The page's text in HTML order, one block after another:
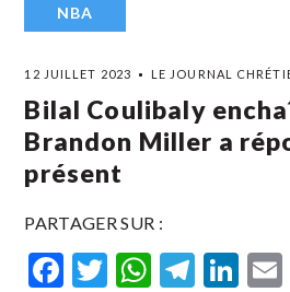
NBA
12 JUILLET 2023 LE JOURNAL
Bilal Coulibaly
Brandon Miller a
présent
PARTAGER SUR :
Facebook
Twitter